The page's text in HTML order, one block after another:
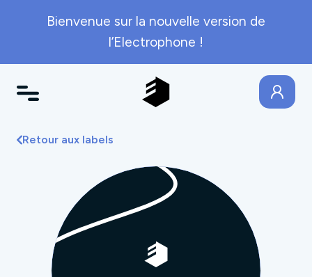
Bienvenue sur la nouvelle version de
l’Electrophone !
Retour aux labels